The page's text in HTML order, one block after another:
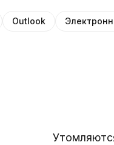
Outlook